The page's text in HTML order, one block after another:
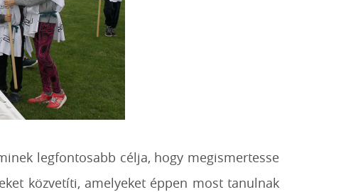
legfontosabb célja, hogy megismertesse
közvetíti, amelyeket éppen most tanulnak